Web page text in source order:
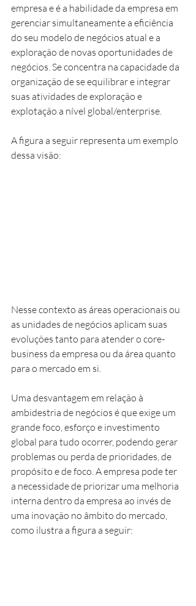
empresa e é a habilidade da empresa em
gerenciar simultaneamente a eficiência
do seu modelo de negócios atual e a
exploração de novas oportunidades de
negócios. Se concentra na capacidade da
organização de se equilibrar e integrar
suas atividades de exploração e
explotação a nível global/enterprise.
A figura a seguir representa um exemplo
dessa visão:
Nesse contexto as áreas operacionais ou
as unidades de negócios aplicam suas
evoluções tanto para atender o core-
business da empresa ou da área quanto
para o mercado em si.
Uma desvantagem em relação à
ambidestria de negócios é que exige um
grande foco, esforço e investimento
global para tudo ocorrer, podendo gerar
problemas ou perda de prioridades, de
propósito e de foco. A empresa pode ter
a necessidade de priorizar uma melhoria
interna dentro da empresa ao invés de
uma inovação no âmbito do mercado,
como ilustra a figura a seguir: